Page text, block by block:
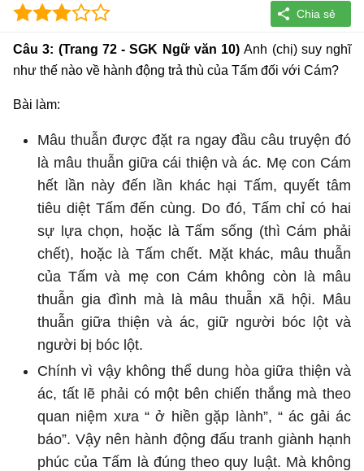
Câu 3: (Trang 72 - SGK Ngữ văn 10)Anh (chị) suy nghĩ
như thế nào về hành động trả thù của Tấm đối với Cám?
Bài làm:
Mâu thuẫn được đặt ra ngay đầu câu truyện đó
là mâu thuẫn giữa cái thiện và ác. Mẹ con Cám
hết lần này đến lần khác hại Tấm, quyết tâm
tiêu diệt Tấm đến cùng. Do đó, Tấm chỉ có hai
sự lựa chọn, hoặc là Tấm sống (thì Cám phải
chết), hoặc là Tấm chết. Mặt khác, mâu thuẫn
của Tấm và mẹ con Cám không còn là mâu
thuẫn gia đình mà là mâu thuẫn xã hội. Mâu
thuẫn giữa thiện và ác, giữ người bóc lột và
người bị bóc lột.
Chính vì vậy không thể dung hòa giữa thiện và
ác, tất lẽ phải có một bên chiến thắng mà theo
quan niệm xưa “ ở hiền gặp lành”, “ ác gải ác
báo”. Vậy nên hành động đấu tranh giành hạnh
phúc của Tấm là đúng theo quy luật. Mà không